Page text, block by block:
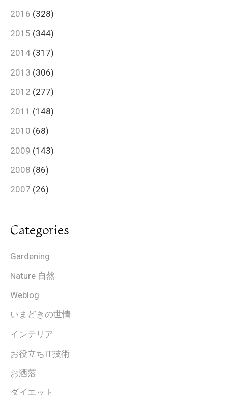
2016 (328)
2015 (344)
2014 (317)
2013 (306)
2012 (277)
2011 (148)
2010 (68)
2009 (143)
2008 (86)
2007 (26)
Categories
Gardening
Nature 自然
Weblog
いまどきの世情
インテリア
お役立ちIT技術
お洒落
ダイエット